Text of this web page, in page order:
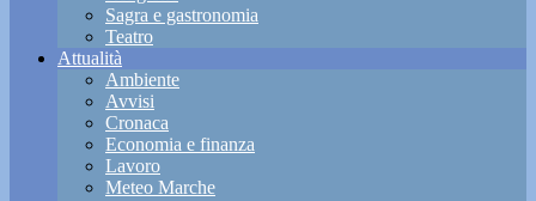
Sagra e gastronomia
Teatro
Attualità
Ambiente
Avvisi
Cronaca
Economia e finanza
Lavoro
Meteo Marche